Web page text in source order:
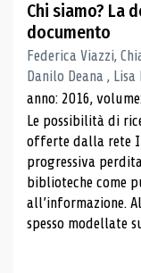
Chi siamo? La
documento
Federica Viazzi,
Danilo Deana ,
anno: 2016,
Le possibilità di
offerte dalla rete
progressiva
biblioteche come
all’informazione.
spesso modellate